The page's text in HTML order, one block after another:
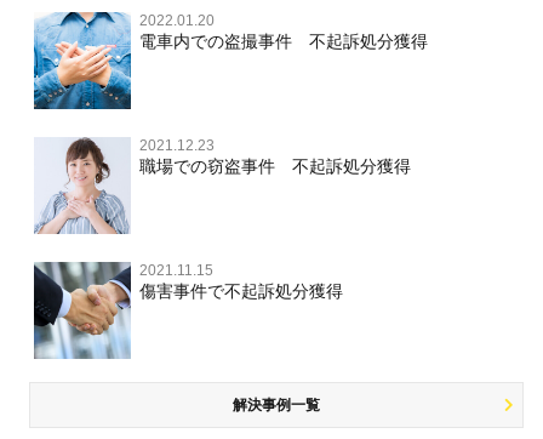
業務妨害
児童ポルノ・リベンジポルノ
危険運転行為等
自転車事故
ストーカー事件
銃刀法違反
風営法・風適法違反
無実・無罪の証明をしたい
被害者との示談を円満に進めるためには
刑事事件で被疑者を不起訴処分にするには
事件を秘密にするためにとるべき行動とは
自首・出頭の不安や悩みを解消するためには
殺人
過失致死・過失傷害
脅迫・強要
逮捕・監禁
略取・誘拐・人身売買
器物損壊
業務妨害
公務執行妨害
痴漢
盗撮，のぞき
不同意わいせつ（旧：強制わいせつ，準強制わいせつ），
監護者わいせつ
不同意性交等・監護者性交等
淫行・援助交際
公然わいせつ罪，わいせつ物頒布罪，淫行勧誘罪
児童ポルノ，リベンジポルノ
風営法・風適法違反
財産犯 TOP
窃盗罪
詐欺罪
恐喝罪
横領・背任
盗品売買・譲り受け等
知的財産と刑事事件
事件別－薬物事件
薬物事件 TOP
覚せい剤
大麻
麻薬及び向精神薬
危険ドラッグ
事件別－交通違反・交通事故
交通違反・交通事故 TOP
人身事故・死亡事故
ひき逃げ・当て逃げ
無免許運転
飲酒運転
その他
その他 TOP
商標法違反
放火・失火
犯罪収益移転防止法違反
ストーカー事件
刑事裁判の概要・手続
公務員の逮捕・刑事事件
控訴・上告
国選弁護士と私選弁護士の違い
裁判員裁判
司法取引・刑事免責
取調べの注意点
少年事件の手続と特色
2022.01.20
電車内での盗撮事件 不起訴処分獲得
2021.12.23
職場での窃盗事件 不起訴処分獲得
2021.11.15
傷害事件で不起訴処分獲得
解決事例一覧